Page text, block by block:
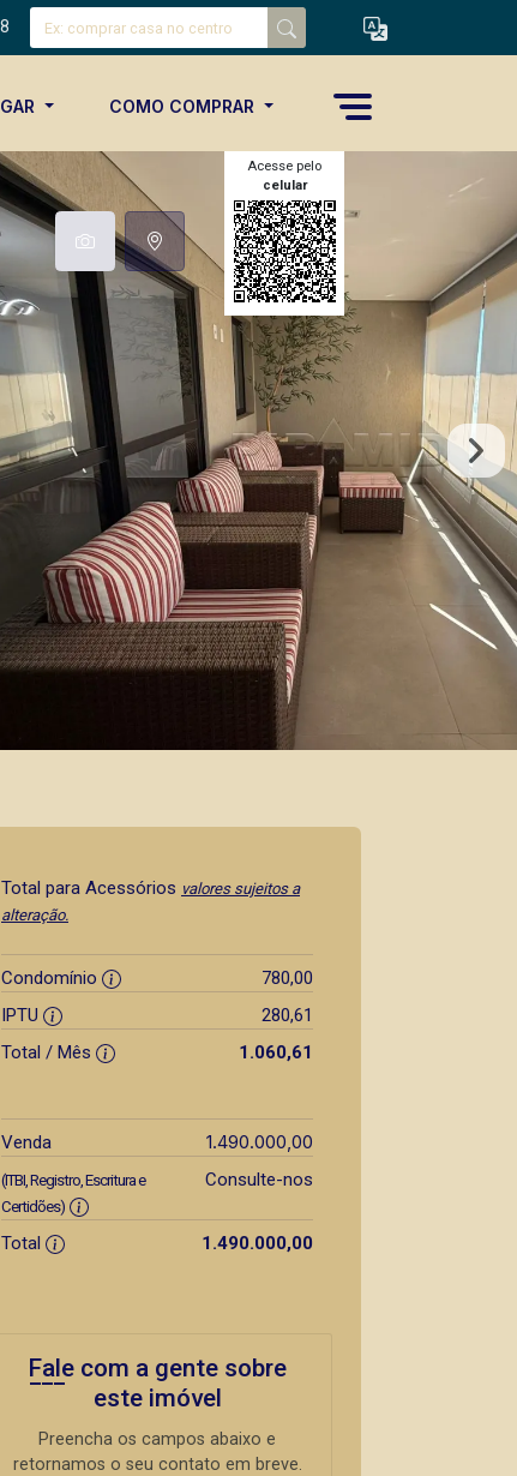
COMO COMPRAR
Acesse pelo
celular
Total para Acessórios valores sujeitos a
alteração.
Condomínio
780,00
IPTU
280,61
Total / Mês
1.060,61
Venda 1.490.000,00
(ITBI, Registro, Escritura e
Certidões)
Consulte-nos
Total 1.490.000,00
Fale com a gente sobre
este imóvel
Preencha os campos abaixo e
retornamos o seu contato em breve.